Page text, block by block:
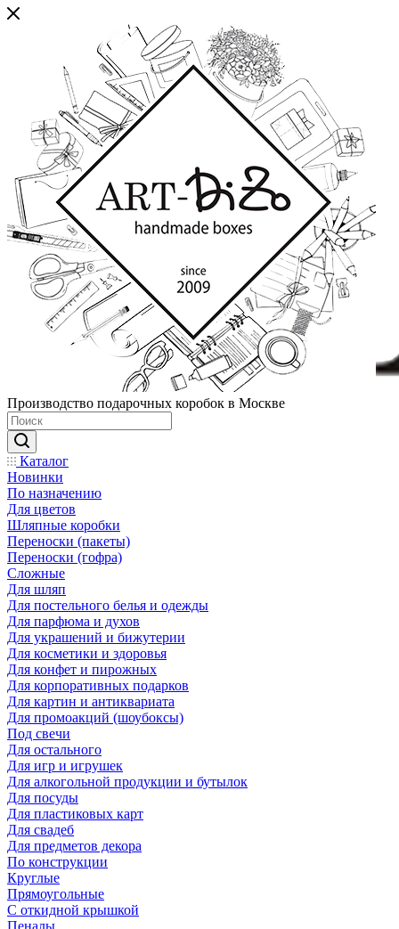
Производство подарочных коробок в Москве
Каталог
Новинки
По назначению
Для цветов
Шляпные коробки
Переноски (пакеты)
Переноски (гофра)
Сложные
Для шляп
Для постельного белья и одежды
Для парфюма и духов
Для украшений и бижутерии
Для косметики и здоровья
Для конфет и пирожных
Для корпоративных подарков
Для картин и антиквариата
Для промоакций (шоубоксы)
Под свечи
Для остального
Для игр и игрушек
Для алкогольной продукции и бутылок
Для посуды
Для пластиковых карт
Для свадеб
Для предметов декора
По конструкции
Круглые
Прямоугольные
С откидной крышкой
Пеналы